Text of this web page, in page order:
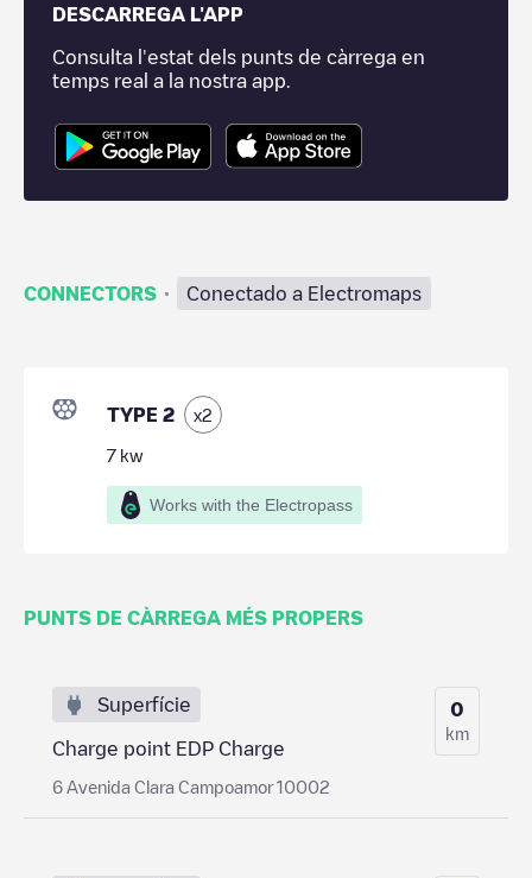
DESCARREGA L'APP
Consulta l'estat dels punts de càrrega en
temps real a la nostra app.
CONNECTORS · Conectado a Electromaps
TYPE 2 x2
7 kw
Works with the Electropass
PUNTS DE CÀRREGA MÉS PROPERS
Superfície
Charge point EDP Charge
6 Avenida Clara Campoamor 10002
0
km